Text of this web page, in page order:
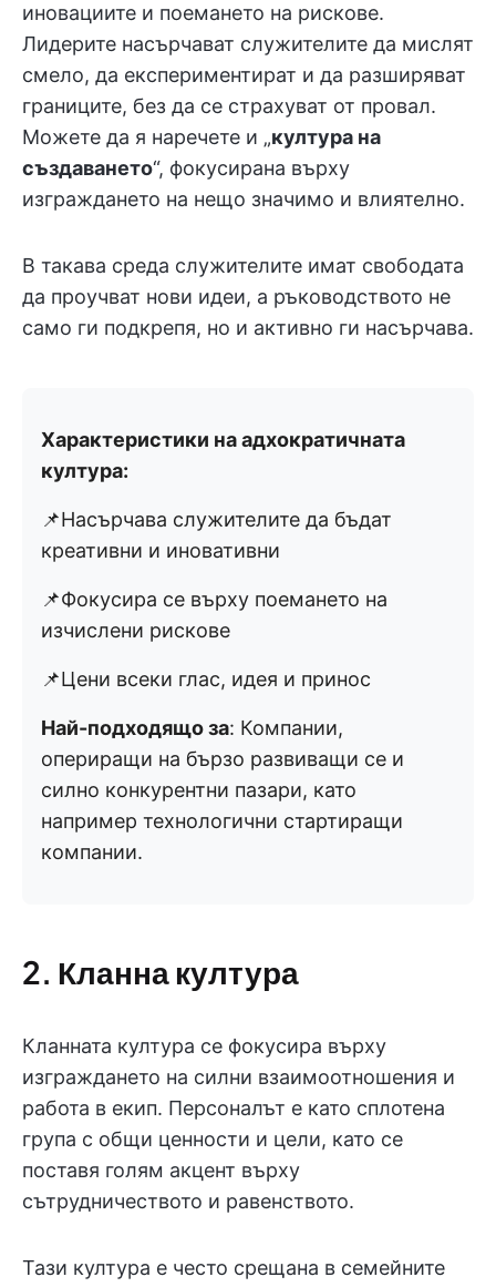
иновациите и поемането на рискове.
Лидерите насърчават служителите да мислят
смело, да експериментират и да разширяват
границите, без да се страхуват от провал.
Можете да я наречете и „култура на
създаването“, фокусирана върху
изграждането на нещо значимо и влиятелно.
В такава среда служителите имат свободата
да проучват нови идеи, а ръководството не
само ги подкрепя, но и активно ги насърчава.
Характеристики на адхократичната
култура:
📌Насърчава служителите да бъдат
креативни и иновативни
📌Фокусира се върху поемането на
изчислени рискове
📌Цени всеки глас, идея и принос
Най-подходящо за: Компании,
опериращи на бързо развиващи се и
силно конкурентни пазари, като
например технологични стартиращи
компании.
2. Кланна култура
Кланната култура се фокусира върху
изграждането на силни взаимоотношения и
работа в екип. Персоналът е като сплотена
група с общи ценности и цели, като се
поставя голям акцент върху
сътрудничеството и равенството.
Тази култура е често срещана в семейните